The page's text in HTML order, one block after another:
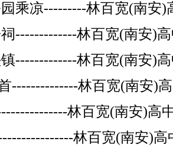
乘凉---------林百宽(南安)
-------------林百宽(南安)
-------------林百宽(南安)
--------------林百宽(南安)
林百宽(南安)高
林百宽(南安)高